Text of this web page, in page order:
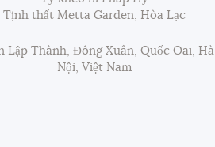
Tịnh thất Metta Garden, Hòa Lạc
Lập Thành, Đông Xuân, Quốc Oai, Hà
Nội, Việt Nam